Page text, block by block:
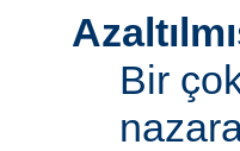
Bir